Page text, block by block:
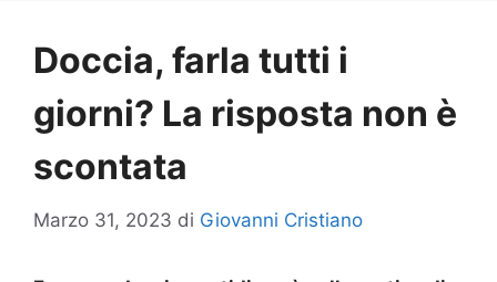
Doccia, farla tutti i
giorni? La risposta non è
scontata
Marzo 31, 2023 di Giovanni Cristiano